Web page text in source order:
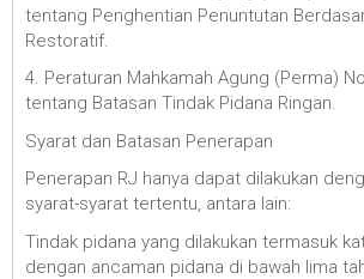
tentang Penghentian Penuntutan
Restoratif.
4. Peraturan Mahkamah Agung (Perma)
tentang Batasan Tindak Pidana Ringan.
Syarat dan Batasan Penerapan
Penerapan RJ hanya dapat dilakukan
syarat-syarat tertentu, antara lain:
Tindak pidana yang dilakukan termasuk
dengan ancaman pidana di bawah lima